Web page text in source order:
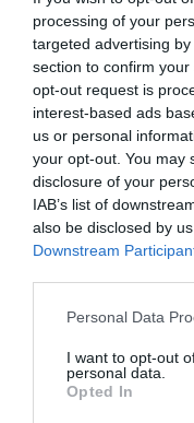
processing of your
targeted advertising
section to confirm
opt-out request is
interest-based ads
us or personal
your opt-out. You may
disclosure of your
IAB’s list of
also be disclosed by
Downstream
Personal Data
I want to opt-out
personal data.
Opted In
“para nosotroses
que nos ocupaba y
querido resolver ”.
acuerdo permite al
Apostamos al 100%
campo de fútbol
referente mundial”.
reforma integral de
entidad,
Santander y los
de 20 millones, los
suelos del Lluís
de forma gratuita